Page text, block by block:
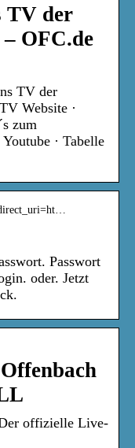
TV der
OFC.de
TV der
Website ·
zum
· Tabelle
Passwort
oder. Jetzt
offizielle Live-